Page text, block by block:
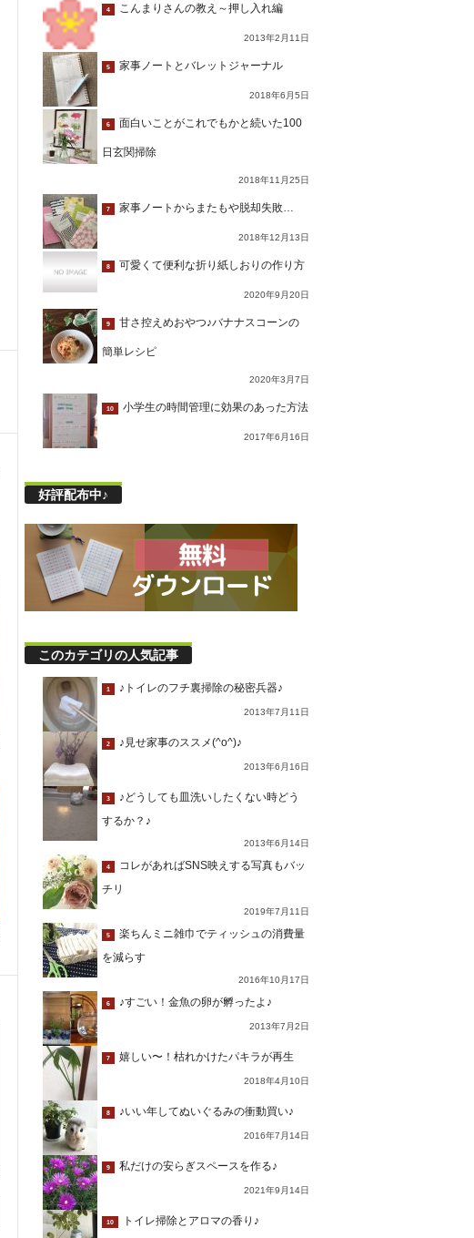
4 こんまりさんの教え～押し入れ編
2013年2月11日
5 家事ノートとバレットジャーナル
2018年6月5日
6 面白いことがこれでもかと続いた100
日玄関掃除
2018年11月25日
7 家事ノートからまたもや脱却失敗…
2018年12月13日
8 可愛くて便利な折り紙しおりの作り方
2020年9月20日
9 甘さ控えめおやつ♪バナナスコーンの
簡単レシピ
2020年3月7日
10 小学生の時間管理に効果のあった方法
2017年6月16日
好評配布中♪
このカテゴリの人気記事
1 ♪トイレのフチ裏掃除の秘密兵器♪
2013年7月11日
2 ♪見せ家事のススメ(^o^)♪
2013年6月16日
3
♪どうしても皿洗いしたくない時どう
するか？♪
2013年6月14日
4
コレがあればSNS映えする写真もバッ
チリ
2019年7月11日
5
楽ちんミニ雑巾でティッシュの消費量
を減らす
2016年10月17日
6 ♪すごい！金魚の卵が孵ったよ♪
2013年7月2日
7 嬉しい〜！枯れかけたパキラが再生
2018年4月10日
8 ♪いい年してぬいぐるみの衝動買い♪
2016年7月14日
9 私だけの安らぎスペースを作る♪
2021年9月14日
10 トイレ掃除とアロマの香り♪